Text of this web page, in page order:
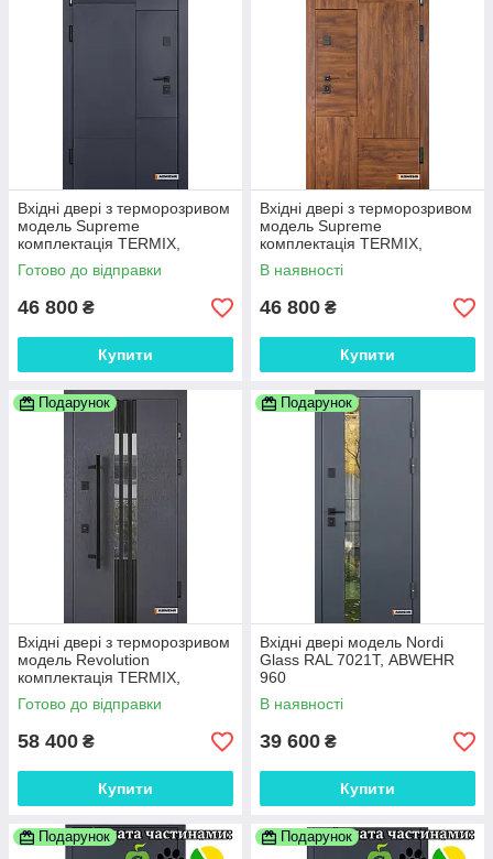
Вхідні двері з терморозривом
модель Supreme
комплектація TERMIX,
ABWEHR 960
Готово до відправки
46 800 ₴
Купити
Вхідні двері з терморозривом
модель Supreme
комплектація TERMIX,
ABWEHR 960
В наявності
46 800 ₴
Купити
Подарунок
Вхідні двері з терморозривом
модель Revolution
комплектація TERMIX,
ABWEHR
Готово до відправки
58 400 ₴
Купити
Подарунок
Вхідні двері модель Nordi
Glass RAL 7021Т, ABWEHR
960
В наявності
39 600 ₴
Купити
Подарунок Подарунок